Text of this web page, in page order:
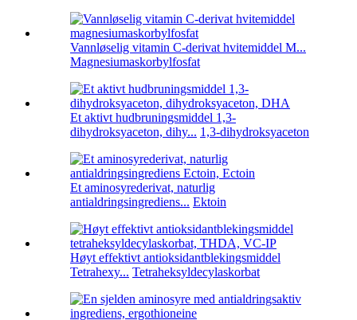
Vannløselig vitamin C-derivat hvitemiddel M...
Magnesiumaskorbylfosfat
Et aktivt hudbruningsmiddel 1,3-
dihydroksyaceton, dihy... 1,3-dihydroksyaceton
Et aminosyrederivat, naturlig
antialdringsingrediens... Ektoin
Høyt effektivt antioksidantblekingsmiddel
Tetrahexy... Tetraheksyldecylaskorbat